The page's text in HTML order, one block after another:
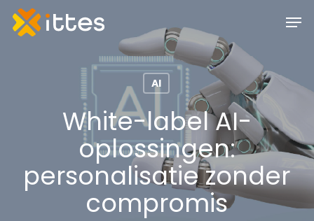
Skip
AI
White-label AI-
oplossingen:
personalisatie zonder
compromis